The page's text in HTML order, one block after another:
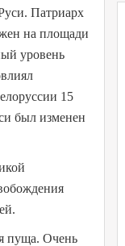
Патриарх
на площади
уровень
15
был изменен
пуща. Очень